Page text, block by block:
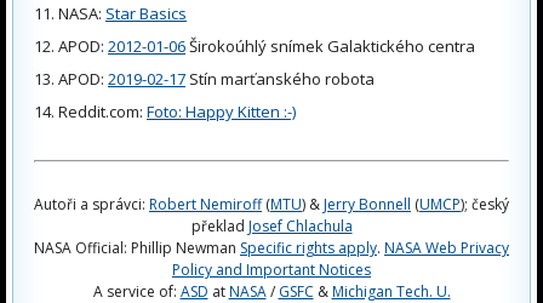
NASA: Star Basics
APOD: 2012-01-06Širokoúhlý snímek Galaktického centra
APOD: 2019-02-17 Stín marťanského robota
Reddit.com: Foto: Happy Kitten :-)
Autoři a správci: Robert Nemiroff(MTU) &Jerry Bonnell (UMCP); český
překlad Josef Chlachula
NASA Official: Phillip Newman Specific rights apply. NASA Web Privacy
Policy and Important Notices
A service of: ASD atNASA/ GSFC &Michigan Tech. U.